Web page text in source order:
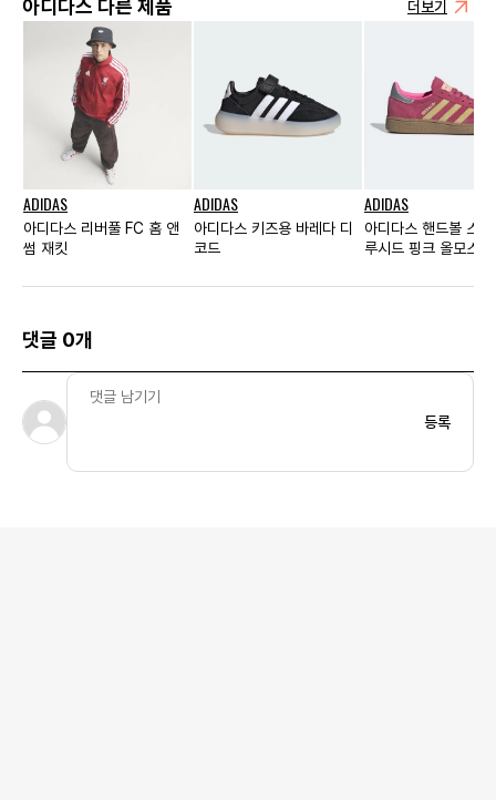
아디다스 다른 제품 더보기
ADIDAS
아디다스 리버풀 FC 홈 앤
썸 재킷
ADIDAS
아디다스 키즈용 바레다 디
코드
ADIDAS
아디다스 핸드볼 스페
루시드 핑크 올모스
댓글 0개
등록